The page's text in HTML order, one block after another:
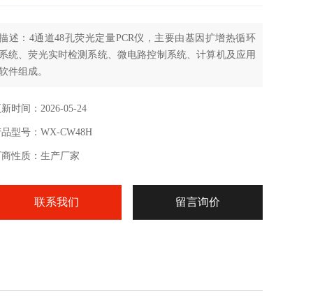
述：4通道48孔荧光定量PCR仪，主要由基因扩增热循环
系统、荧光实时检测系统、微电路控制系统、计算机及应用
件组成。
新时间：2026-05-24
品型号：WX-CW48H
商性质：生产厂家
联系我们 留言询价